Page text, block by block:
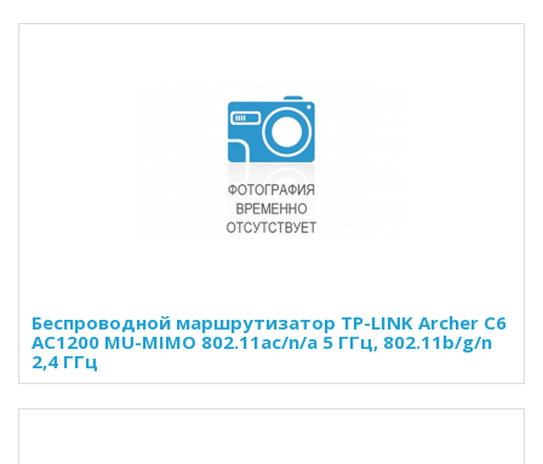
Беспроводной маршрутизатор TP-LINK Archer C6
AC1200 MU-MIMO 802.11ac/n/a 5 ГГц, 802.11b/g/n
2,4 ГГц